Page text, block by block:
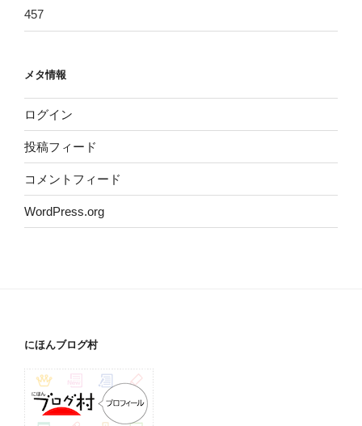
457
メタ情報
ログイン
投稿フィード
コメントフィード
WordPress.org
にほんブログ村